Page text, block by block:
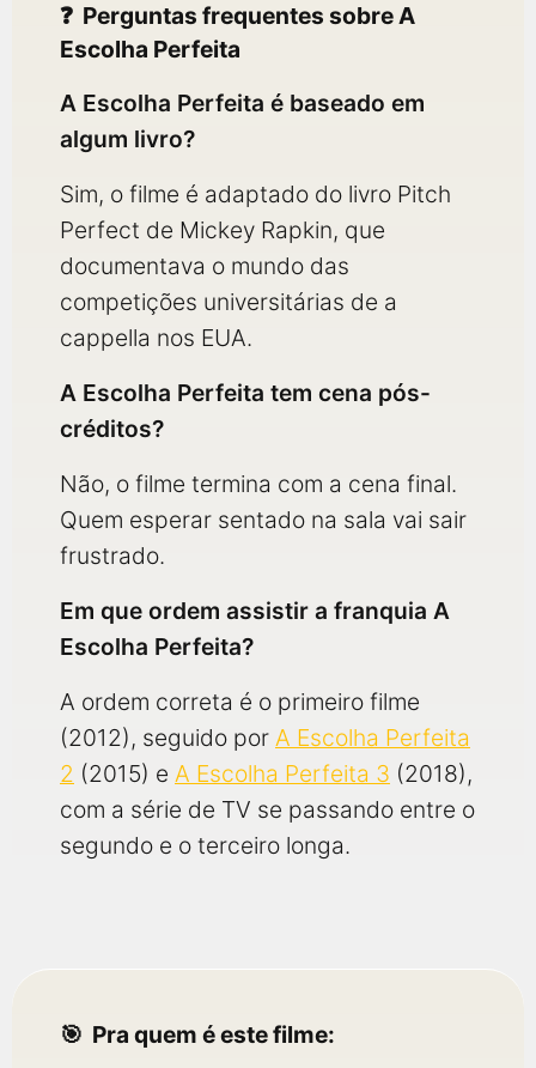
Perguntas frequentes sobre A
Escolha Perfeita
A Escolha Perfeita é baseado em
algum livro?
Sim, o filme é adaptado do livro Pitch
Perfect de Mickey Rapkin, que
documentava o mundo das
competições universitárias de a
cappella nos EUA.
A Escolha Perfeita tem cena pós-
créditos?
Não, o filme termina com a cena final.
Quem esperar sentado na sala vai sair
frustrado.
Em que ordem assistir a franquia A
Escolha Perfeita?
A ordem correta é o primeiro filme
(2012), seguido por A Escolha Perfeita
2 (2015) e A Escolha Perfeita 3 (2018),
com a série de TV se passando entre o
segundo e o terceiro longa.
Pra quem é este filme: